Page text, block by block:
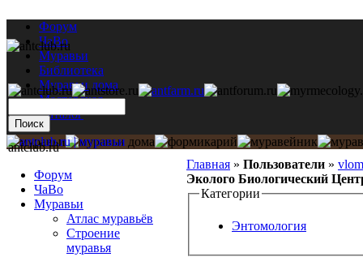
Форум
ЧаВо
Муравьи
Библиотека
Муравьи дома
Мастерская
Каталог
Главная » Пользователи »
Эколого Биологический
Категории
Энтомология
antclub.ru
Форум
ЧаВо
Муравьи
Атлас муравьёв
Строение
муравья